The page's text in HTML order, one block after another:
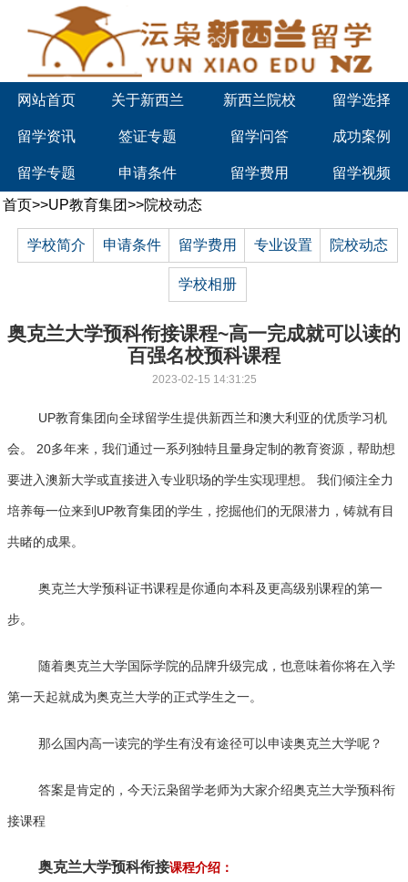
网站首页 关于新西兰 新西兰院校 留学选择
留学资讯 签证专题 留学问答 成功案例
留学专题 申请条件 留学费用 留学视频
首页>>UP教育集团>>院校动态
学校简介 申请条件 留学费用 专业设置 院校动态
学校相册
奥克兰大学预科衔接课程~高一完成就可以读的
百强名校预科课程
2023-02-15 14:31:25
UP教育集团向全球留学生提供新西兰和澳大利亚的优质学习机
会。 20多年来，我们通过一系列独特且量身定制的教育资源，帮助想
要进入澳新大学或直接进入专业职场的学生实现理想。 我们倾注全力
培养每一位来到UP教育集团的学生，挖掘他们的无限潜力，铸就有目
共睹的成果。
奥克兰大学预科证书课程是你通向本科及更高级别课程的第一
步。
随着奥克兰大学国际学院的品牌升级完成，也意味着你将在入学
第一天起就成为奥克兰大学的正式学生之一。
那么国内高一读完的学生有没有途径可以申读奥克兰大学呢？
答案是肯定的，今天沄枭留学老师为大家介绍奥克兰大学预科衔
接课程
奥克兰大学预科衔接课程介绍：